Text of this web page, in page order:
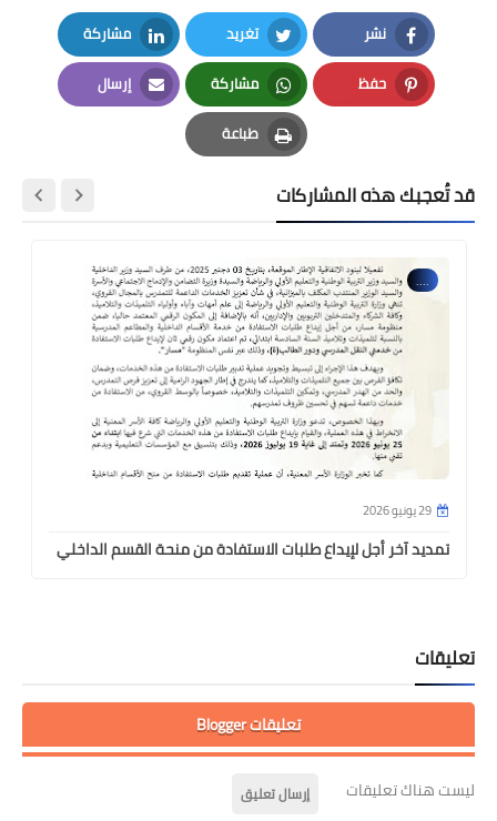
نشر
Facebook
تغريد
Twitter
مشاركة
LinkedIn
حفظ
Pinterest
مشاركة
Whatsapp
إرسال
Email
طباعة
Print
قد تُعجبك هذه المشاركات
....
29 يونيو 2026
تمديد آخر أجل لإيداع طلبات الاستفادة من منحة القسم الداخلي
تعليقات
تعليقات Blogger
ليست هناك تعليقات إرسال تعليق